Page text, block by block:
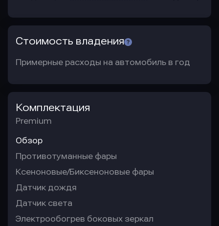
Стоимость владения
Примерные расходы на автомобиль в год
Комплектация
Premium
Обзор
Противотуманные фары
Ксеноновые/Биксеноновые фары
Датчик дождя
Датчик света
Электрообогрев боковых зеркал